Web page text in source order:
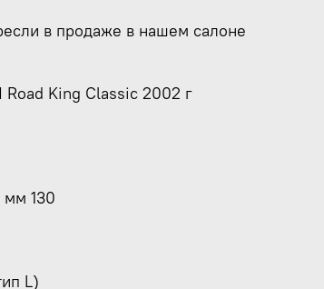
в продаже в нашем салоне
King Classic 2002 г
130
L)